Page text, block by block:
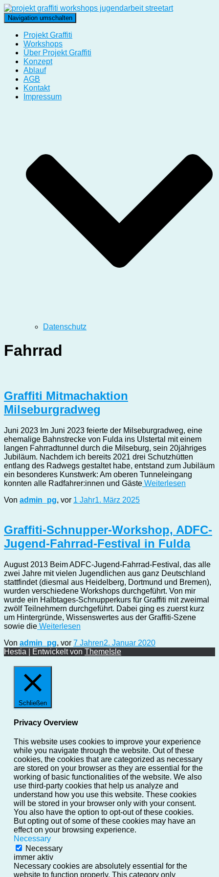
Navigation umschalten
Projekt Graffiti
Workshops
Über Projekt Graffiti
Konzept
Ablauf
AGB
Kontakt
Impressum
Datenschutz
Fahrrad
Graffiti Mitmachaktion
Milseburgradweg
Juni 2023 Im Juni 2023 feierte der Milseburgradweg, eine
ehemalige Bahnstrecke von Fulda ins Ulstertal mit einem
langen Fahrradtunnel durch die Milseburg, sein 20jähriges
Jubiläum. Nachdem ich bereits 2021 drei Schutzhütten
entlang des Radwegs gestaltet habe, entstand zum Jubiläum
ein besonderes Kunstwerk: Am oberen Tunneleingang
konnten alle Radfahrer:innen und Gäste Weiterlesen
Von admin_pg, vor 1 Jahr1. März 2025
Graffiti-Schnupper-Workshop, ADFC-
Jugend-Fahrrad-Festival in Fulda
August 2013 Beim ADFC-Jugend-Fahrrad-Festival, das alle
zwei Jahre mit vielen Jugendlichen aus ganz Deutschland
stattfindet (diesmal aus Heidelberg, Dortmund und Bremen),
wurden verschiedene Workshops durchgeführt. Von mir
wurde ein Halbtages-Schnupperkurs für Graffiti mit zweimal
zwölf Teilnehmern durchgeführt. Dabei ging es zuerst kurz
um Hintergründe, Wissenswertes aus der Graffiti-Szene
sowie die Weiterlesen
Von admin_pg, vor 7 Jahren2. Januar 2020
Hestia | Entwickelt von ThemeIsle
Schließen
Privacy Overview
This website uses cookies to improve your experience
while you navigate through the website. Out of these
cookies, the cookies that are categorized as necessary
are stored on your browser as they are essential for the
working of basic functionalities of the website. We also
use third-party cookies that help us analyze and
understand how you use this website. These cookies
will be stored in your browser only with your consent.
You also have the option to opt-out of these cookies.
But opting out of some of these cookies may have an
effect on your browsing experience.
Necessary
Necessary
immer aktiv
Necessary cookies are absolutely essential for the
website to function properly. This category only